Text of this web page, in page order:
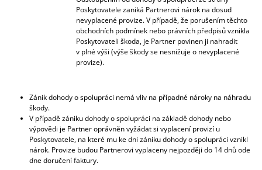
Poskytovatele zaniká Partnerovi nárok na dosud
nevyplacené provize. V případě, že porušením těchto
obchodních podmínek nebo právních předpisů vznikla
Poskytovateli škoda, je Partner povinen ji nahradit
v plné výši (výše škody se nesnižuje o nevyplacené
provize).
Zánik dohody o spolupráci nemá vliv na případné nároky na náhradu
škody.
V případě zániku dohody o spolupráci na základě dohody nebo
výpovědi je Partner oprávněn vyžádat si vyplacení provizí u
Poskytovatele, na které mu ke dni zániku dohody o spolupráci vznikl
nárok. Provize budou Partnerovi vyplaceny nejpozději do 14 dnů ode
dne doručení faktury.